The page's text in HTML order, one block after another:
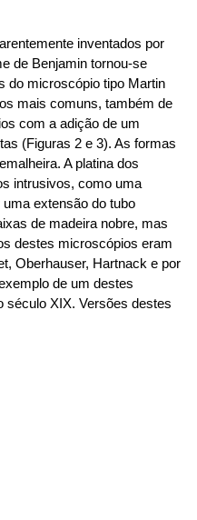
inventados por
de Benjamin tornou-se
do microscópio tipo Martin
mais comuns, também de
com a adição de um
(Figuras 2 e 3). As formas
A platina dos
intrusivos, como uma
extensão do tubo
de madeira nobre, mas
destes microscópios eram
Oberhauser, Hartnack e por
de um destes
século XIX. Versões destes